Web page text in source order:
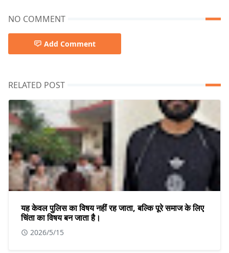
NO COMMENT
Add Comment
RELATED POST
यह केवल पुलिस का विषय नहीं रह जाता, बल्कि पूरे समाज के लिए
चिंता का विषय बन जाता है।
2026/5/15